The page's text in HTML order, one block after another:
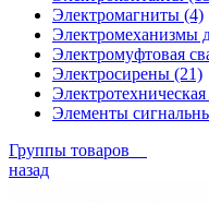
Электромагниты (4)
Электромеханизмы
Электромуфтовая
Электросирены (21)
Элементы
Группы товаров
назад